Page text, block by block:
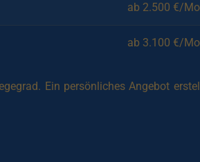
ab 2.500 €/
ab 3.100 €/
Ein persönliches Angebot